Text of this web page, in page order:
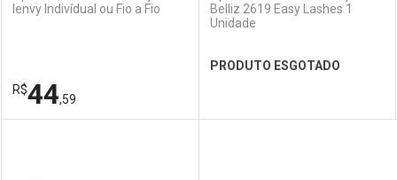
Ienvy Indivídual ou Fio a Fio
R$44,59
Belliz 2619 Easy Lashes 1
Unidade
PRODUTO ESGOTADO